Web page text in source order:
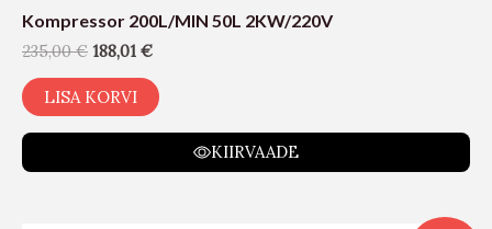
Kompressor 200L/MIN 50L 2KW/220V
235,00€ 188,01 €
LISA KORVI
KIIRVAADE